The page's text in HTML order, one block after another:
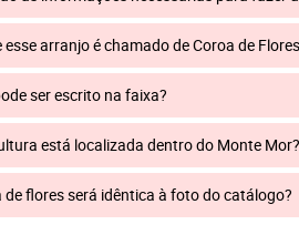
esse arranjo é chamado de Coroa de
ser escrito na faixa?
está localizada dentro do Monte Mor?
de flores será idêntica à foto do catálogo?